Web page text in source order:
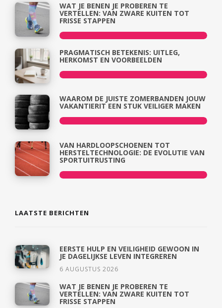
WAT JE BENEN JE PROBEREN TE
VERTELLEN: VAN ZWARE KUITEN TOT
FRISSE STAPPEN
PRAGMATISCH BETEKENIS: UITLEG,
HERKOMST EN VOORBEELDEN
WAAROM DE JUISTE ZOMERBANDEN JOUW
VAKANTIERIT EEN STUK VEILIGER MAKEN
VAN HARDLOOPSCHOENEN TOT
HERSTELTECHNOLOGIE: DE EVOLUTIE VAN
SPORTUITRUSTING
LAATSTE BERICHTEN
EERSTE HULP EN VEILIGHEID GEWOON IN
JE DAGELIJKSE LEVEN INTEGREREN
6 AUGUSTUS 2026
WAT JE BENEN JE PROBEREN TE
VERTELLEN: VAN ZWARE KUITEN TOT
FRISSE STAPPEN